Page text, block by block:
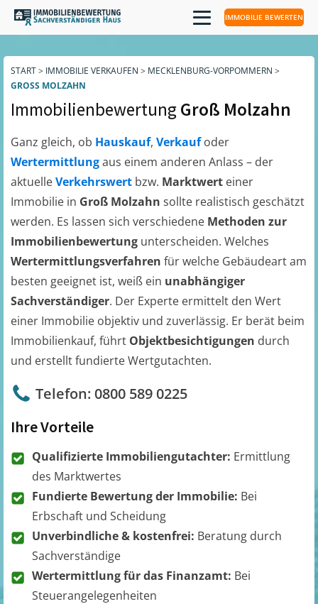
IMMOBILIE BEWERTEN
START> IMMOBILIE VERKAUFEN > MECKLENBURG-VORPOMMERN >
GROSS MOLZAHN
ImmobilienbewertungGroß Molzahn
Ganz gleich, ob Hauskauf, Verkaufoder
Wertermittlungaus einem anderen Anlass – der
aktuelleVerkehrswert bzw. Marktwert einer
Immobilie in Groß Molzahn sollte realistisch geschätzt
werden. Es lassen sich verschiedene Methoden zur
Immobilienbewertung unterscheiden. Welches
Wertermittlungsverfahren für welche Gebäudeart am
besten geeignet ist, weiß ein unabhängiger
Sachverständiger. Der Experte ermittelt den Wert
einer Immobilie objektiv und zuverlässig. Er berät beim
Immobilienkauf, führt Objektbesichtigungen durch
und erstellt fundierte Wertgutachten.
Telefon: 0800 589 0225
Ihre Vorteile
Qualifizierte Immobiliengutachter: Ermittlung
des Marktwertes
Fundierte Bewertung der Immobilie: Bei
Erbschaft und Scheidung
Unverbindliche & kostenfrei: Beratung durch
Sachverständige
Wertermittlung für das Finanzamt: Bei
Steuerangelegenheiten